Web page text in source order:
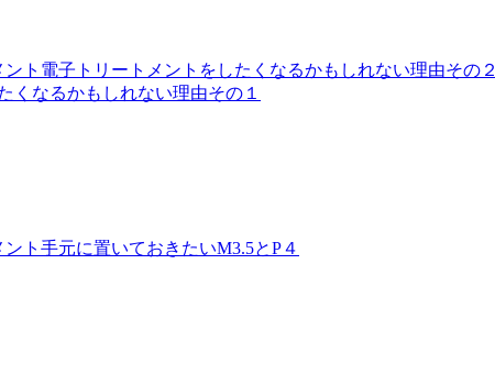
ト 電子トリートメントをしたくなるかもしれない理由その２
くなるかもしれない理由その１
ト 手元に置いておきたいM3.5とP４